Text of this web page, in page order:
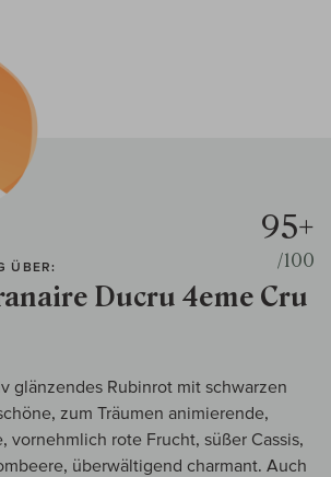
ÜBER:
Ducru 4eme Cru
95+
/100
glänzendes Rubinrot mit schwarzen
zum Träumen animierende,
vornehmlich rote Frucht, süßer Cassis,
überwältigend charmant. Auch